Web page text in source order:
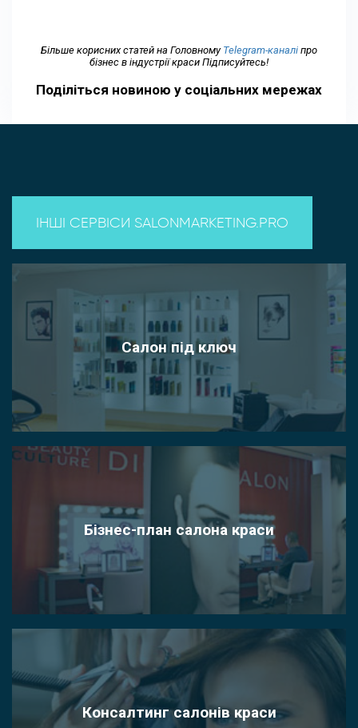
Більше корисних статей на Головному Telegram-каналі про
бізнес в індустрії краси Підписуйтесь!
Поділіться новиною у соціальних мережах
ІНШІ СЕРВІСИ SALONMARKETING.PRO
Салон під ключ
Бізнес-план салона краси
Консалтинг салонів краси